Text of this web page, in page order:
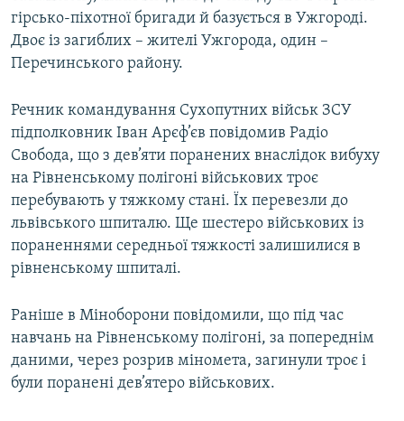
гірсько-піхотної бригади й базується в Ужгороді.
Двоє із загиблих – жителі Ужгорода, один –
Перечинського району.
Речник командування Сухопутних військ ЗСУ
підполковник Іван Арєф’єв повідомив Радіо
Свобода, що з дев’яти поранених внаслідок вибуху
на Рівненському полігоні військових троє
перебувають у тяжкому стані. Їх перевезли до
львівського шпиталю. Ще шестеро військових із
пораненнями середньої тяжкості залишилися в
рівненському шпиталі.
Раніше в Міноборони повідомили, що під час
навчань на Рівненському полігоні, за попереднім
даними, через розрив міномета, загинули троє і
були поранені дев’ятеро військових.